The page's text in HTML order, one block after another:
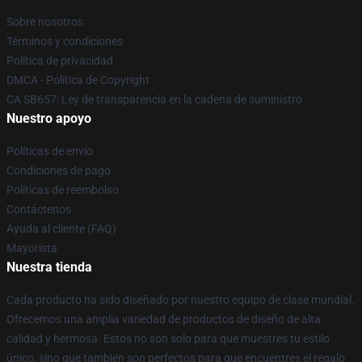
Sobre nosotros
Términos y condiciones
Política de privacidad
DMCA - Política de Copyright
CA SB657: Ley de transparencia en la cadena de suministro
Nuestro apoyo
Políticas de envío
Condiciones de pago
Políticas de reembolso
Contáctenos
Ayuda al cliente (FAQ)
Mayorista
Nuestra tienda
Cada producto ha sido diseñado por nuestro equipo de clase mundial.
Ofrecemos una amplia variedad de productos de diseño de alta
calidad y hermosa. Estos no son solo para que muestres tu estilo
único, sino que también son perfectos para que encuentres el regalo